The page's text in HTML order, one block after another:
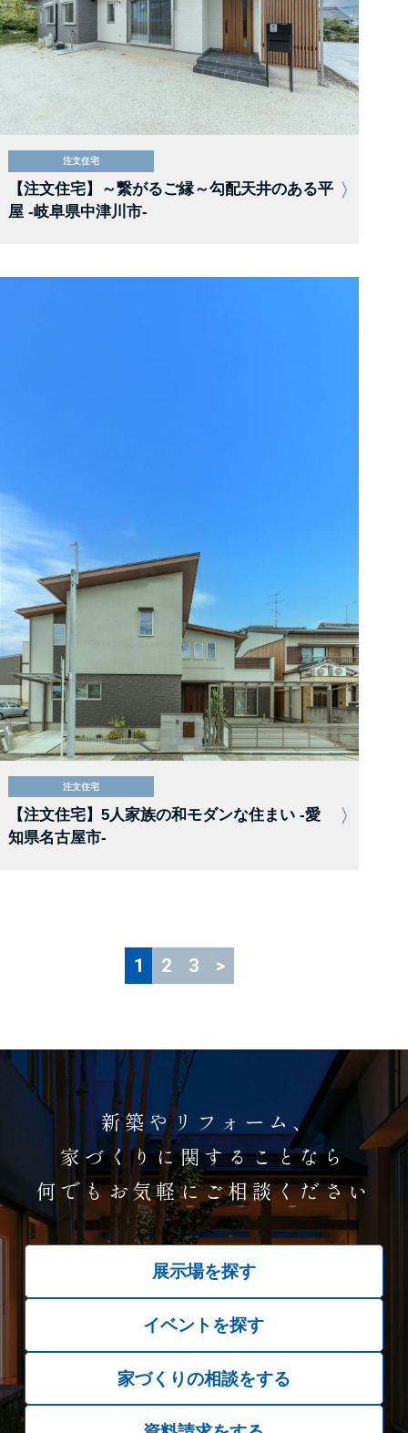
注文住宅
【注文住宅】～繋がるご縁～勾配天井のある平
屋 -岐阜県中津川市-
注文住宅
【注文住宅】5人家族の和モダンな住まい -愛
知県名古屋市-
1 2 3 >
新築やリフォーム、
家づくりに関することなら
何でもお気軽にご相談ください
展示場を探す
イベントを探す
家づくりの相談をする